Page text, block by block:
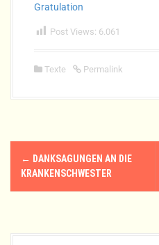
Gratulation
Post Views: 6.061
Texte Permalink
N← DANKSAGUNGEN AN DIE
KRANKENSCHWESTER